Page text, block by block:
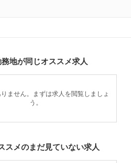
地が同じオススメ求人
ません。まずは求人を閲覧しましょ
う。
スメのまだ見ていない求人